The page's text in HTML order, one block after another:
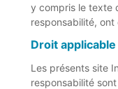
y compris le texte
responsabilité, ont
Droit applicable
Les présents site
responsabilité